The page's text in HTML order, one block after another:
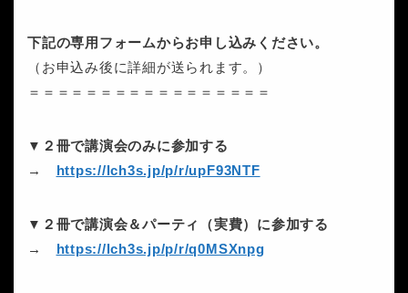
下記の専用フォームからお申し込みください。
（お申込み後に詳細が送られます。）
＝＝＝＝＝＝＝＝＝＝＝＝＝＝＝＝＝
▼２冊で講演会のみに参加する
→ https://lch3s.jp/p/r/upF93NTF
▼２冊で講演会＆パーティ（実費）に参加する
→ https://lch3s.jp/p/r/q0MSXnpg